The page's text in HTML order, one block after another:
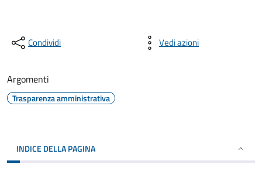
Condividi Vedi azioni
Argomenti
Trasparenza amministrativa
INDICE DELLA PAGINA